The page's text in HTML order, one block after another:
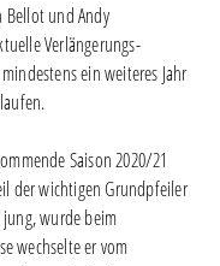
Bellot und Andy
Verlängerungs-
ein weiteres Jahr
Saison 2020/21
der wichtigen Grundpfeiler
jung, wurde beim
wechselte er vom